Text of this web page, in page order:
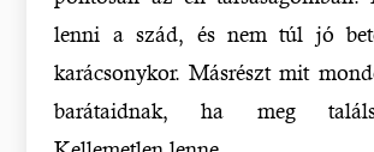
lenni a szád, és nem túl jó
karácsonykor. Másrészt mit
barátaidnak, ha meg